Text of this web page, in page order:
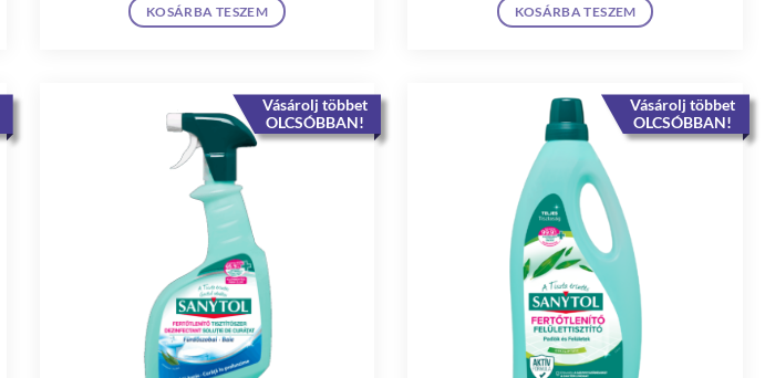
KOSÁRBA TESZEM KOSÁRBA TESZEM
Vásárolj többet
OLCSÓBBAN!
Vásárolj többet
OLCSÓBBAN!